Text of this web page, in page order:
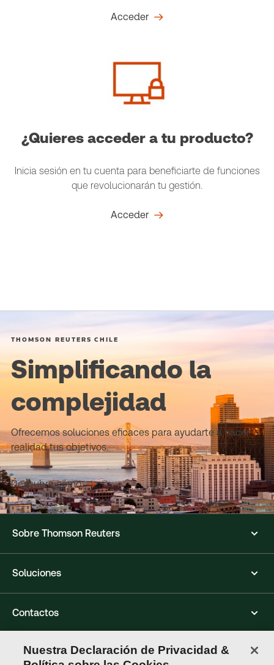
Acceder
¿Quieres acceder a tu producto?
Inicia sesión en tu cuenta para beneficiarte de funciones
que revolucionarán tu gestión.
Acceder
THOMSON REUTERS CHILE
Simplificando la
complejidad
Ofrecemos soluciones eficaces para ayudarte a hacer
realidad tus objetivos.
Descubre cómo
Sobre Thomson Reuters
Soluciones
Contactos
Conéctate con nosotros
Nuestra Declaración de Privacidad &